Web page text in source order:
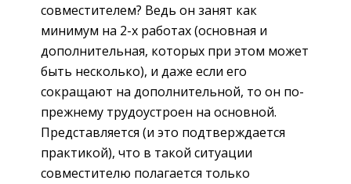
совместителем? Ведь он занят как
минимум на 2-х работах (основная и
дополнительная, которых при этом может
быть несколько), и даже если его
сокращают на дополнительной, то он по-
прежнему трудоустроен на основной.
Представляется (и это подтверждается
практикой), что в такой ситуации
совместителю полагается только